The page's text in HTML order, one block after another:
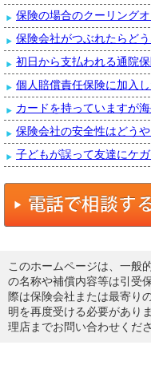
保険の場合のクーリング
保険会社がつぶれたらど
初日から支払われる通院
個人賠償責任保険に加入
カードを持っていますが
保険会社の安全性はどう
子どもが誤って友達にケ
このホームページは、一般
の名称や補償内容等は引受
際は保険会社または最寄り
明を再度受ける必要があり
理店までお問い合わせくださ